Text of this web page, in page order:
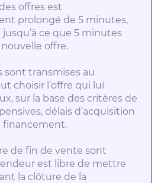
offres est
prolongé de 5 minutes,
ce que 5 minutes
offre.
sont transmises au
choisir l’offre qui lui
sur la base des critères de
délais d’acquisition
financement.
de fin de vente sont
est libre de mettre
la clôture de la